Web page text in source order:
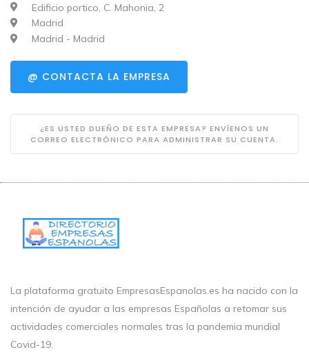
Edificio portico, C. Mahonia, 2
Madrid
Madrid - Madrid
@ CONTACTA LA EMPRESA
¿ES USTED DUEÑO DE ESTA EMPRESA? ENVÍENOS UN
CORREO ELECTRÓNICO PARA ADMINISTRAR SU CUENTA.
La plataforma gratuito EmpresasEspanolas.es ha nacido con la
intención de ayudar a las empresas Españolas a retomar sus
actividades comerciales normales tras la pandemia mundial
Covid-19.